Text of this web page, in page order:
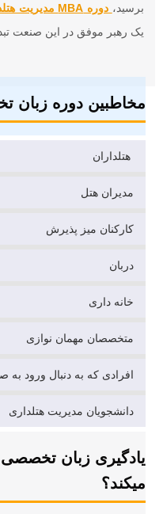
برسید، دوره MBA مدیریت هتلداری
یک رهبر موفق در این صنعت
مخاطبین دوره زبان
هتلداران
مدیران هتل
کارکنان میز پذیرش
دربان
خانه داری
متخصصان مهمان نوازی
افرادی که به دنبال ورود به
دانشجویان مدیریت هتلداری
یادگیری زبان
میکند؟